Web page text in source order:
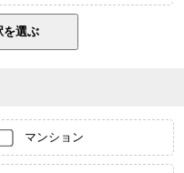
マンション